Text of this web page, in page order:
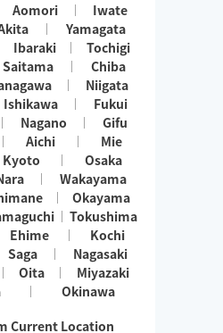
Aomori
Iwate
Yamagata
Ibaraki
Tochigi
Saitama
Chiba
Niigata
Ishikawa
Fukui
Nagano
Gifu
Aichi
Mie
Kyoto
Osaka
Wakayama
Okayama
Tokushima
Ehime
Kochi
Saga
Nagasaki
Oita
Miyazaki
Okinawa
Current Location